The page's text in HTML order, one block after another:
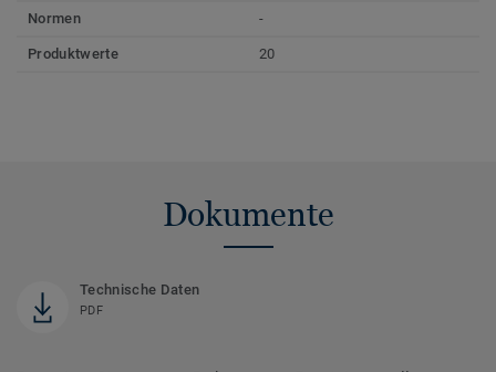
Normen
-
Produktwerte 20
Dokumente
Technische Daten
PDF